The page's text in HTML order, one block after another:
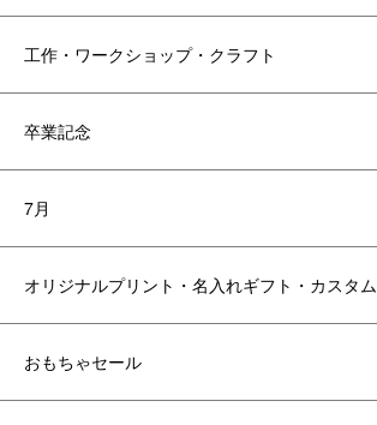
工作・ワークショップ・クラフト
卒業記念
7月
オリジナルプリント・名入れギフト・カスタム
おもちゃセール